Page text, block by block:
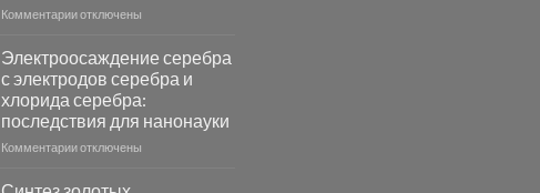
Комментариик
фотокаталитической
активности
Хлорида
Серебра-
AgCl
отключены
Электроосаждение серебра
с электродов серебра и
хлорида серебра:
последствия для нанонауки
Комментариикотключены